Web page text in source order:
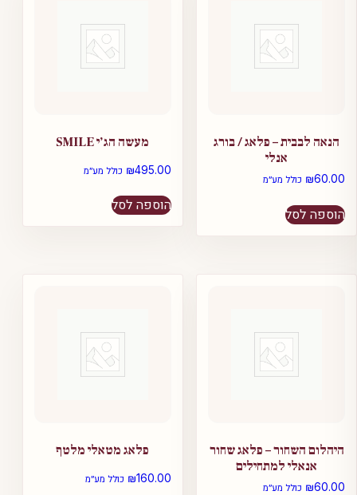
מעשה הג’י SMILE
₪495.00 כולל מע״מ
הוספה לסל
הנאה לבבית – פלאג / בורג
אנלי
₪60.00 כולל מע״מ
הוספה לסל
פלאג מטאלי מלטף
₪160.00 כולל מע״מ
היהלום השחור – פלאג שחור
אנאלי למתחילים
₪60.00 כולל מע״מ